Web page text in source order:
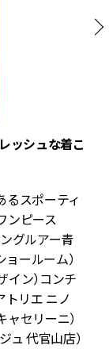
ッシュな着こ
るスポーティ
ンピース
グルアー青
ョールーム）
イン）コンチ
トリエ ニノ
セリーニ）
ュ 代官山店）